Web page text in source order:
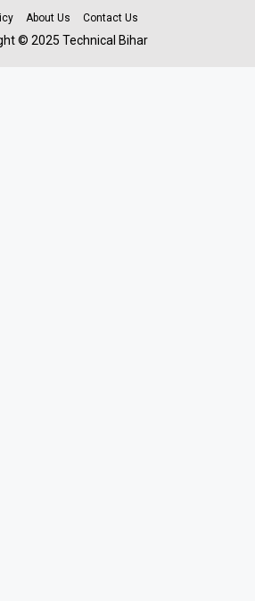
About Us Contact Us
© 2025 Technical Bihar